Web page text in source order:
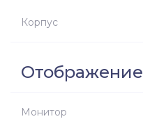
Корпус
Отображение
Монитор